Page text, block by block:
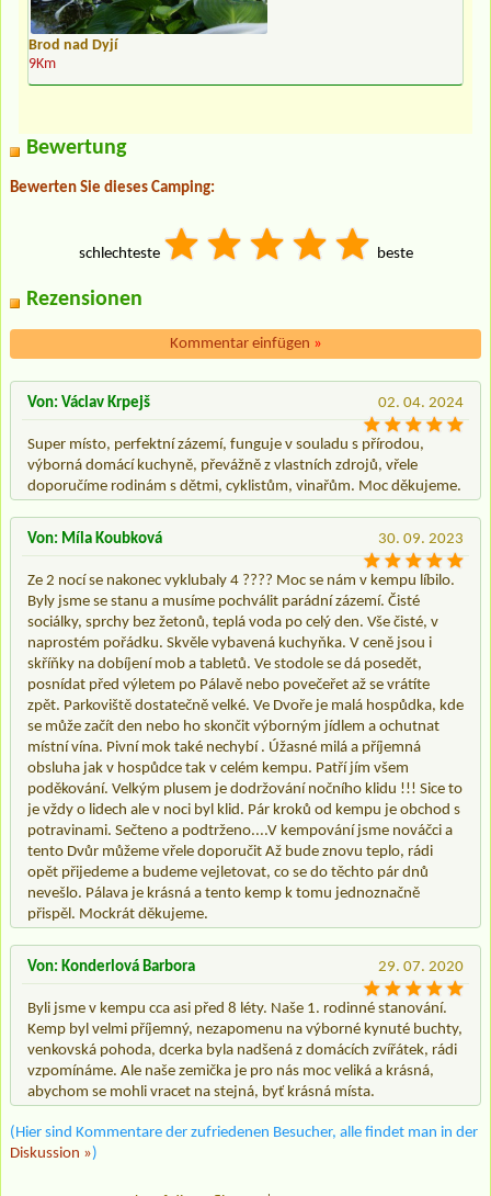
Brod nad Dyjí
9Km
Bewertung
Bewerten Sie dieses Camping:
schlechteste beste
Rezensionen
Kommentar einfügen »
02. 04. 2024
Von: Václav Krpejš
Super místo, perfektní zázemí, funguje v souladu s přírodou,
výborná domácí kuchyně, převážně z vlastních zdrojů, vřele
doporučíme rodinám s dětmi, cyklistům, vinařům. Moc děkujeme.
30. 09. 2023
Von: Míla Koubková
Ze 2 nocí se nakonec vyklubaly 4 ???? Moc se nám v kempu líbilo.
Byly jsme se stanu a musíme pochválit parádní zázemí. Čisté
sociálky, sprchy bez žetonů, teplá voda po celý den. Vše čisté, v
naprostém pořádku. Skvěle vybavená kuchyňka. V ceně jsou i
skříňky na dobíjení mob a tabletů. Ve stodole se dá posedět,
posnídat před výletem po Pálavě nebo povečeřet až se vrátíte
zpět. Parkoviště dostatečně velké. Ve Dvoře je malá hospůdka, kde
se může začít den nebo ho skončit výborným jídlem a ochutnat
místní vína. Pivní mok také nechybí . Úžasné milá a příjemná
obsluha jak v hospůdce tak v celém kempu. Patří jím všem
poděkování. Velkým plusem je dodržování nočního klidu !!! Sice to
je vždy o lidech ale v noci byl klid. Pár kroků od kempu je obchod s
potravinami. Sečteno a podtrženo....V kempování jsme nováčci a
tento Dvůr můžeme vřele doporučit Až bude znovu teplo, rádi
opět přijedeme a budeme vejletovat, co se do těchto pár dnů
nevešlo. Pálava je krásná a tento kemp k tomu jednoznačně
přispěl. Mockrát děkujeme.
29. 07. 2020
Von: Konderlová Barbora
Byli jsme v kempu cca asi před 8 léty. Naše 1. rodinné stanování.
Kemp byl velmi příjemný, nezapomenu na výborné kynuté buchty,
venkovská pohoda, dcerka byla nadšená z domácích zvířátek, rádi
vzpomínáme. Ale naše zemička je pro nás moc veliká a krásná,
abychom se mohli vracet na stejná, byť krásná místa.
(Hier sind Kommentare der zufriedenen Besucher, alle findet man in der
Diskussion »)